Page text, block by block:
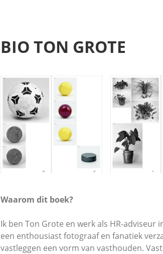
BIO TON GROTE
Waarom dit boek?
Ik ben Ton Grote en werk als HR-adviseur
een enthousiast fotograaf en fanatiek
vastleggen een vorm van vasthouden.